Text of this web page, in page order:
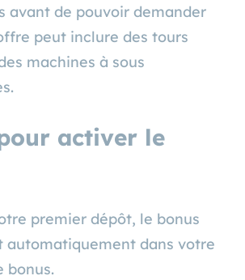
avant de pouvoir demander
peut inclure des tours
machines à sous
activer le
premier dépôt, le bonus
automatiquement dans votre
bonus.